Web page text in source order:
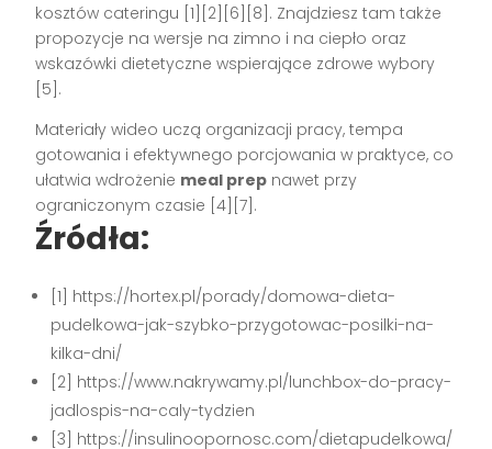
kosztów cateringu [1][2][6][8]. Znajdziesz tam także
propozycje na wersje na zimno i na ciepło oraz
wskazówki dietetyczne wspierające zdrowe wybory
[5].
Materiały wideo uczą organizacji pracy, tempa
gotowania i efektywnego porcjowania w praktyce, co
ułatwia wdrożenie meal prep nawet przy
ograniczonym czasie [4][7].
Źródła:
[1] https://hortex.pl/porady/domowa-dieta-
pudelkowa-jak-szybko-przygotowac-posilki-na-
kilka-dni/
[2] https://www.nakrywamy.pl/lunchbox-do-pracy-
jadlospis-na-caly-tydzien
[3] https://insulinoopornosc.com/dietapudelkowa/